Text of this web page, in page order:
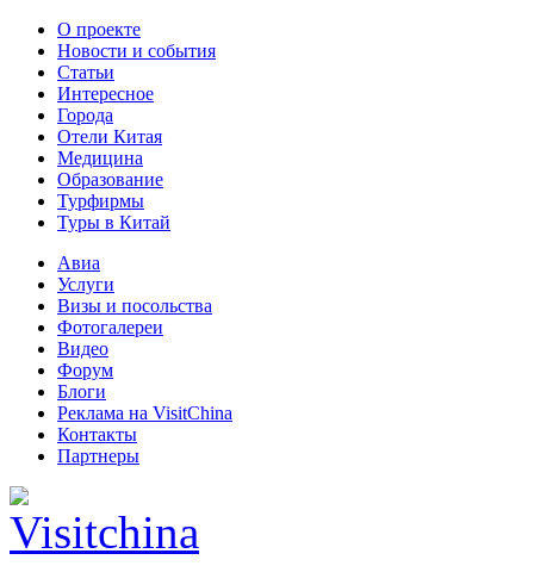
О проекте
Новости и события
Статьи
Интересное
Города
Отели Китая
Медицина
Образование
Турфирмы
Туры в Китай
Авиа
Услуги
Визы и посольства
Фотогалереи
Видео
Форум
Блоги
Реклама на VisitChina
Контакты
Партнеры